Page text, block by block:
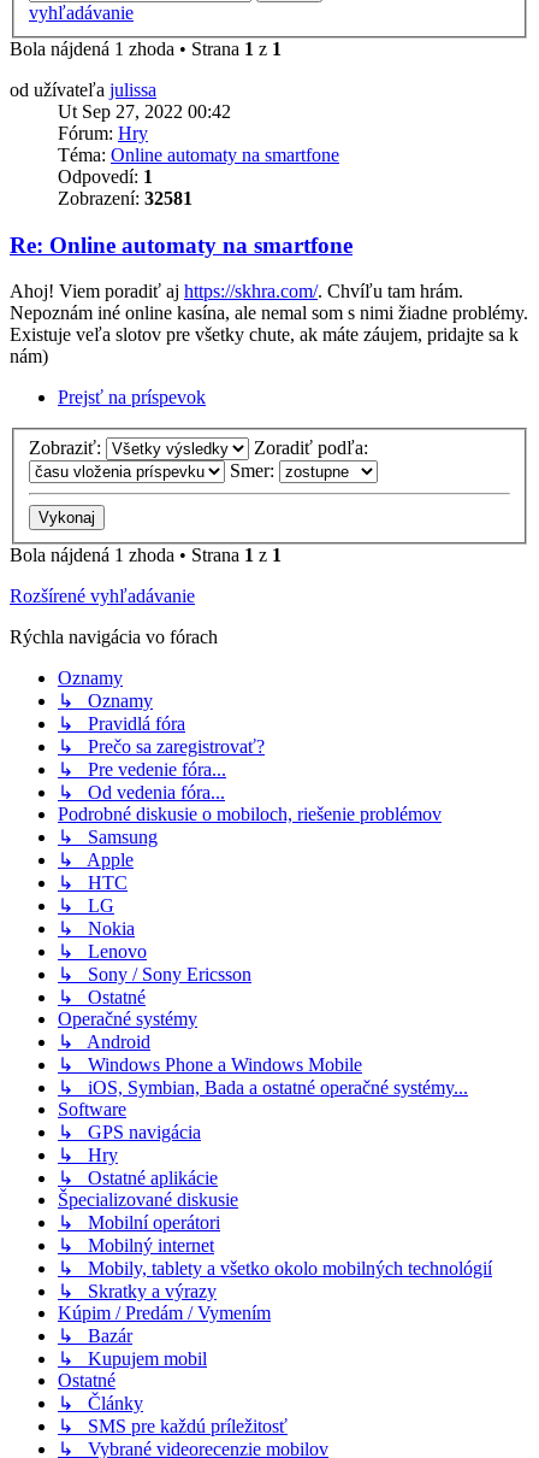
vyhľadávanie
Bola nájdená 1 zhoda • Strana 1 z 1
od užívateľa julissa
Ut Sep 27, 2022 00:42
Fórum: Hry
Téma: Online automaty na smartfone
Odpovedí: 1
Zobrazení: 32581
Re: Online automaty na smartfone
Ahoj! Viem poradiť aj https://skhra.com/. Chvíľu tam hrám.
Nepoznám iné online kasína, ale nemal som s nimi žiadne problémy.
Existuje veľa slotov pre všetky chute, ak máte záujem, pridajte sa k
nám)
Prejsť na príspevok
Zobraziť:
Zoradiť podľa:
Smer:
Bola nájdená 1 zhoda • Strana 1 z 1
Rozšírené vyhľadávanie
Rýchla navigácia vo fórach
Oznamy
↳ Oznamy
↳ Pravidlá fóra
↳ Prečo sa zaregistrovať?
↳ Pre vedenie fóra...
↳ Od vedenia fóra...
Podrobné diskusie o mobiloch, riešenie problémov
↳ Samsung
↳ Apple
↳ HTC
↳ LG
↳ Nokia
↳ Lenovo
↳ Sony / Sony Ericsson
↳ Ostatné
Operačné systémy
↳ Android
↳ Windows Phone a Windows Mobile
↳ iOS, Symbian, Bada a ostatné operačné systémy...
Software
↳ GPS navigácia
↳ Hry
↳ Ostatné aplikácie
Špecializované diskusie
↳ Mobilní operátori
↳ Mobilný internet
↳ Mobily, tablety a všetko okolo mobilných technológií
↳ Skratky a výrazy
Kúpim / Predám / Vymením
↳ Bazár
↳ Kupujem mobil
Ostatné
↳ Články
↳ SMS pre každú príležitosť
↳ Vybrané videorecenzie mobilov